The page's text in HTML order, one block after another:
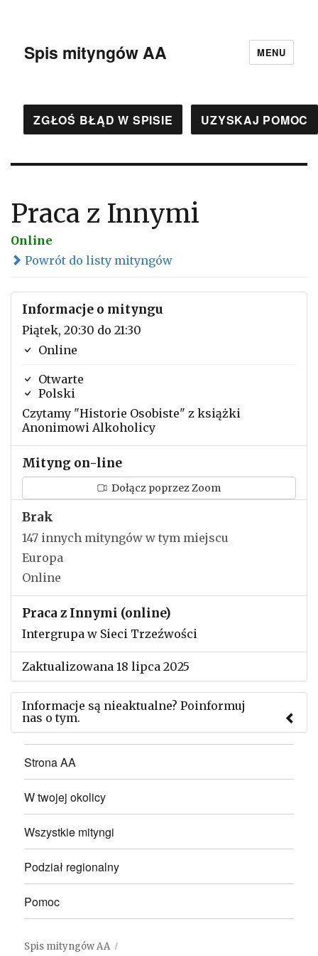
Spis mityngów AA MENU
ZGŁOŚ BŁĄD W SPISIE UZYSKAJ POMOC
Praca z Innymi
Online
Powrót do listy mityngów
Informacje o mityngu
Piątek, 20:30 do 21:30
Online
Otwarte
Polski
Czytamy "Historie Osobiste" z książki
Anonimowi Alkoholicy
Mityng on-line
Dołącz poprzez Zoom
Brak
147 innych mityngów w tym miejscu
Europa
Online
Praca z Innymi (online)
Intergrupa w Sieci Trzeźwości
Zaktualizowana 18 lipca 2025
Informacje są nieaktualne? Poinformuj
nas o tym.
Użyj tego formularza aby przesłać informację o
zmianach w powyższym mityngu.
Strona AA
W twojej okolicy
Wszystkie mityngi
Podział regionalny
Pomoc
Spis mityngów AA